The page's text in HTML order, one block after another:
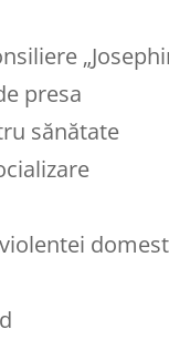
presa
sănătate